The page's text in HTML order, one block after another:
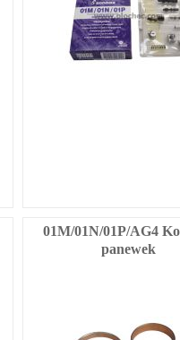
01M/01N/01P/AG4
panewek